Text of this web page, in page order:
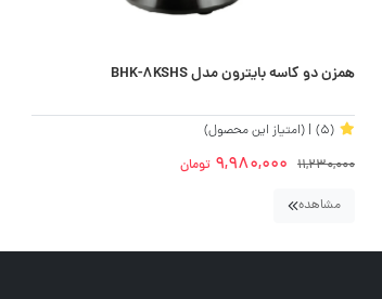
همزن دو کاسه بایترون مدل BHK-8KSHS
(5)
| (امتیاز این محصول)
11,230,000
9,980,000 تومان
مشاهده